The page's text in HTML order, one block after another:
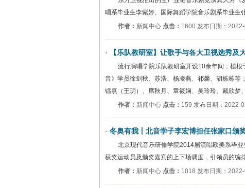
唱系毕业生李紫婷、国际舞蹈学院音乐剧系毕业生
作者： 新闻中心 点击： 1600 发布日期：
· 【乐队教研室】让歌手与各大卫视选秀及
流行演唱学院​乐队教研室开设10余年间，植
音》学员徐剑秋、苏浩、杨凌燕、祁馨、胡栋栋等
镭熹（王玥）、席秋月、章筱娴、吴玲玲、戴欣
作者： 新闻中心 点击： 159 发布日期：2022-
· 冬奥有我丨北音学子李宏博担任张家口颁
北京现代音乐研修学院2014届流唱欧美系毕
获奖运动员及颁奖嘉宾的上下场调度，引领员的编
作者： 新闻中心 点击： 1018 发布日期：